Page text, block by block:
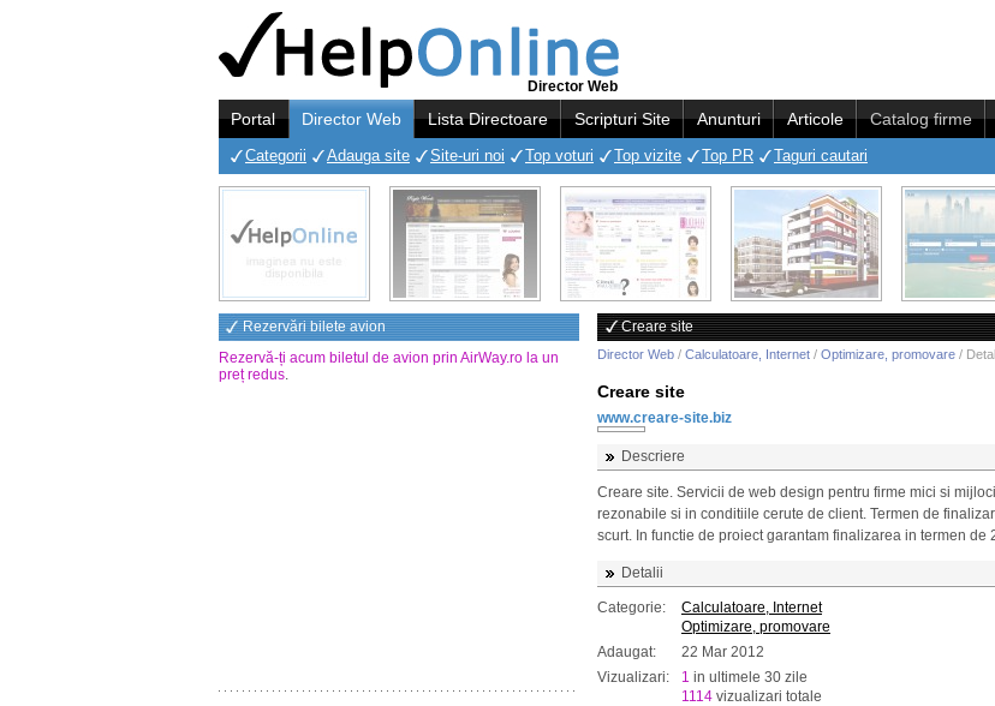
Director Web
Portal Director Web Lista Directoare Scripturi Site Anunturi Articole Catalog firme
Categorii Adauga site Site-uri noi Top voturi Top vizite Top PR Taguri cautari
Rezervări bilete avion
Rezervă-ți acum biletul de avion prin AirWay.ro la un
preț redus.
Creare site
Director Web / Calculatoare, Internet / Optimizare, promovare /
Creare site
www.creare-site.biz
Descriere
Creare site. Servicii de web design pentru firme mici si
rezonabile si in conditiile cerute de client. Termen de
scurt. In functie de proiect garantam finalizarea in termen de
Detalii
Categorie:
Calculatoare, Internet
Optimizare, promovare
Adaugat:
22 Mar 2012
Vizualizari:
1 in ultimele 30 zile
1114 vizualizari totale